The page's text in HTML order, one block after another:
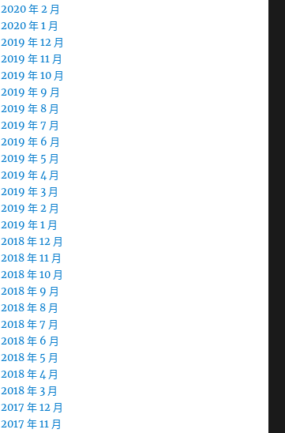
2020 年 2 月
2020 年 1 月
2019 年 12 月
2019 年 11 月
2019 年 10 月
2019 年 9 月
2019 年 8 月
2019 年 7 月
2019 年 6 月
2019 年 5 月
2019 年 4 月
2019 年 3 月
2019 年 2 月
2019 年 1 月
2018 年 12 月
2018 年 11 月
2018 年 10 月
2018 年 9 月
2018 年 8 月
2018 年 7 月
2018 年 6 月
2018 年 5 月
2018 年 4 月
2018 年 3 月
2017 年 12 月
2017 年 11 月